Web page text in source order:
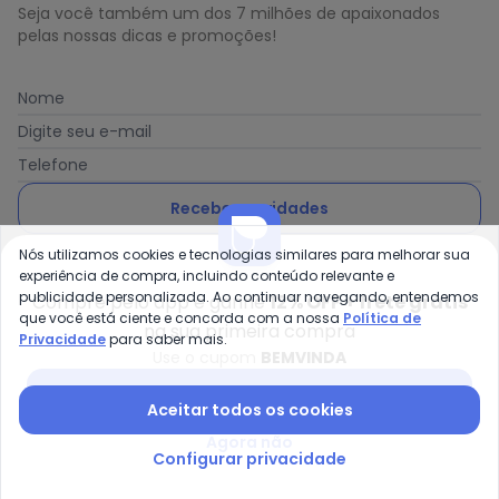
maio/2026 N/D*
abril/2026
fevereiro/2026
Seja você também um dos 7 milhões de apaixonados
pelas nossas dicas e promoções!
Nome
Digite seu e-mail
Telefone
Receber novidades
Ao enviar o cadastro, você concorda com a nossa Política
de Privacidade
Posthaus é uma marca da Posthaus Ltda / CNPJ:
80.462.138/0001-41
Endereço: Rua Werner Duwe, 202 Bairro Badenfurt -
89.070-700 - Blumenau/SC
Compre pelo app e ganhe12% OFF + frete grátis
na sua primeira compra
Nós utilizamos cookies e tecnologias similares para melhorar sua
experiência de compra, incluindo conteúdo relevante e
publicidade personalizada. Ao continuar navegando, entendemos
que você está ciente e concorda com a nossa Política de
Privacidadepara saber mais.
Aceitar todos os cookies
Configurar privacidade